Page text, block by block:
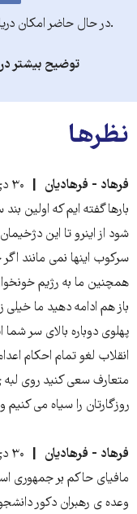
.در حال حاضر امکان
توضیح بیشتر
نظرها
فرهاد - فرهادیان
۳۰ دی ۱۴۰۱، ۰:۴۵
بارها گفته ایم که اولین
شود از اینرو تا این
سرکوب اینها نمی مانند
همچنین ما به رژیم
باز هم ادامه دهید ما
پهلوی دوباره بالای سر شما
انقلاب لغو تمام احکام
متعارف سعی کنید روی لبه ی
روزگارتان را سیاه می
فرهاد - فرهادیان
۳۰ دی ۱۴۰۱، ۱۴:۲۴
مافیای حاکم بر جمهوری
وعده ی رهبران دکور